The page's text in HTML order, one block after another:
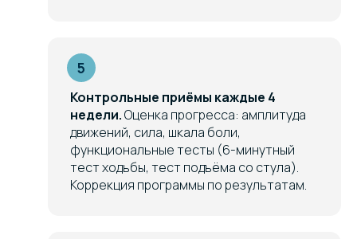
Контрольные приёмы каждые 4
недели.Оценка прогресса: амплитуда
движений, сила, шкала боли,
функциональные тесты (6-минутный
тест ходьбы, тест подъёма со стула).
Коррекция программы по результатам.